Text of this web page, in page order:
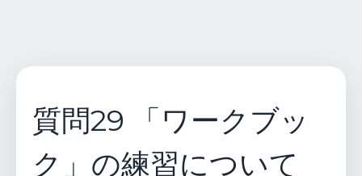
質問29 「ワークブッ
ク」の練習について